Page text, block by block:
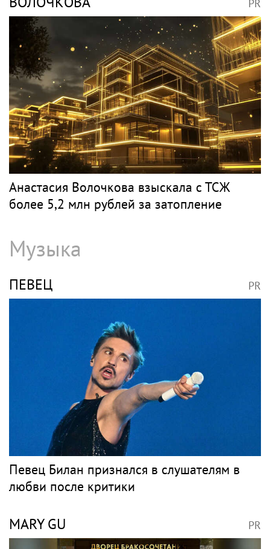
Игорь Бутман и Shaman представят новую
премьеру 27 октября
Классика
ЧАЙКОВСКИЙ PR
В Петербурге обновят фасады домов, где
жили Чайковский и Тургенев
ВОЛОЧКОВА